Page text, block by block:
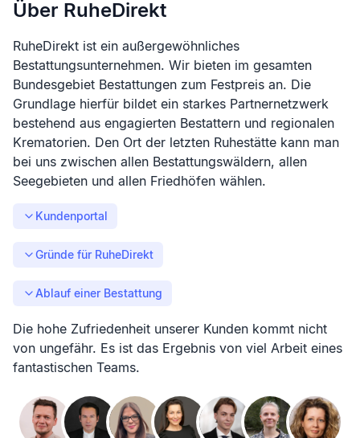
Über RuheDirekt
RuheDirekt ist ein außergewöhnliches
Bestattungsunternehmen. Wir bieten im gesamten
Bundesgebiet Bestattungen zum Festpreis an. Die
Grundlage hierfür bildet ein starkes Partnernetzwerk
bestehend aus engagierten Bestattern und regionalen
Krematorien. Den Ort der letzten Ruhestätte kann man
bei uns zwischen allen Bestattungswäldern, allen
Seegebieten und allen Friedhöfen wählen.
Kundenportal
Gründe für RuheDirekt
Ablauf einer Bestattung
Die hohe Zufriedenheit unserer Kunden kommt nicht
von ungefähr. Es ist das Ergebnis von viel Arbeit eines
fantastischen Teams.